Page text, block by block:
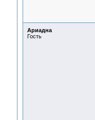
Ариадна
Гость